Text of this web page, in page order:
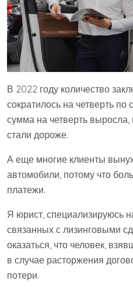
В 2022 году количество
сократилось на четверть
сумма на четверть
стали дороже.
А еще многие клиенты
автомобили, потому что
платежи.
Я юрист, специализируюсь
связанных с лизинговыми
оказаться, что человек,
в случае расторжения
потери.